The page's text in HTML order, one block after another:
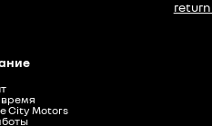
City Motors